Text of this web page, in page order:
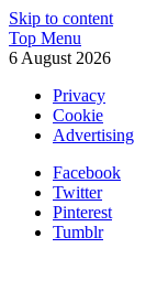
Skip to content
Top Menu
6 August 2026
Privacy
Cookie
Advertising
Facebook
Twitter
Pinterest
Tumblr